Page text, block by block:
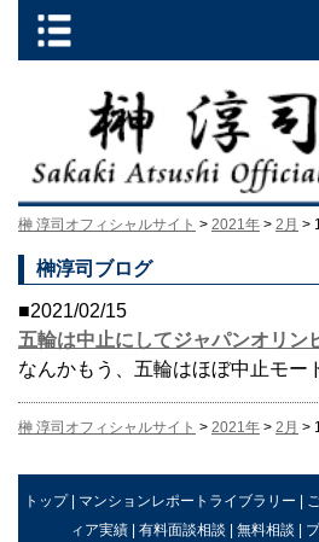
榊 淳司オフィシャルサイト > 2021年 > 2月 >
榊淳司ブログ
■2021/02/15
五輪は中止にしてジャパンオリン
なんかもう、五輪はほぼ中止モー
榊 淳司オフィシャルサイト > 2021年 > 2月 >
トップ| マンションレポートライブラリー |
ィア実績| 有料面談相談 | 無料相談 |